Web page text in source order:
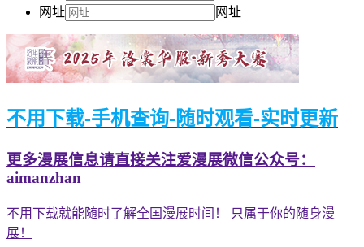
网址
网址
不用下载-手机查询-随时观看-实时更新
更多漫展信息请直接关注爱漫展微信公众号：
aimanzhan
不用下载就能随时了解全国漫展时间！ 只属于你的随身漫
展！